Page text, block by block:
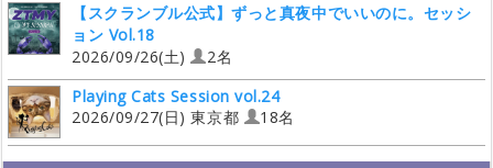
【スクランブル公式】ずっと真夜中でいいのに。セッシ
ョン Vol.18
2026/09/26(土)
2名
Playing Cats Session vol.24
2026/09/27(日) 東京都
18名